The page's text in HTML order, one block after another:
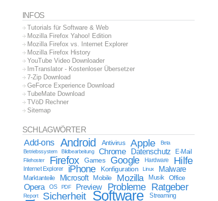
INFOS
Tutorials für Software & Web
Mozilla Firefox Yahoo! Edition
Mozilla Firefox vs. Internet Explorer
Mozilla Firefox History
YouTube Video Downloader
ImTranslator - Kostenloser Übersetzer
7-Zip Download
GeForce Experience Download
TubeMate Download
TVöD Rechner
Sitemap
SCHLAGWÖRTER
Add-ons Android Antivirus Apple
Beta
Betriebssystem
Bildbearbeitung Chrome Datenschutz E-Mail
Filehoster Firefox Games Google Hardware Hilfe
Internet Explorer iPhone Konfiguration Linux Malware
Marktanteile Microsoft Mobile Mozilla Musik Office
Opera OS PDF Preview Probleme Ratgeber
Report Sicherheit Software Streaming